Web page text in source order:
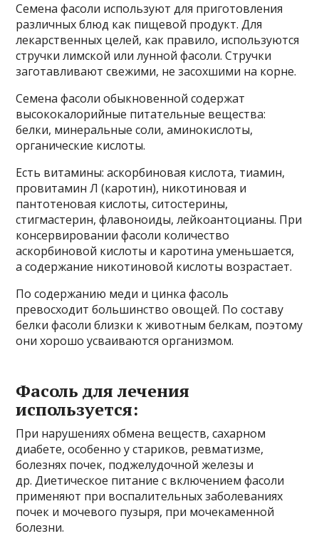
Семена фасоли используют для приготовления
различных блюд как пищевой продукт. Для
лекарственных целей, как правило, используются
стручки лимской или лунной фасоли. Стручки
заготавливают свежими, не засохшими на корне.
Семена фасоли обыкновенной содержат
высококалорийные питательные вещества:
белки, минеральные соли, аминокислоты,
органические кислоты.
Есть витамины: аскорбиновая кислота, тиамин,
провитамин Л (каротин), никотиновая и
пантотеновая кислоты, ситостерины,
стигмастерин, флавоноиды, лейкоантоцианы. При
консервировании фасоли количество
аскорбиновой кислоты и каротина уменьшается,
а содержание никотиновой кислоты возрастает.
По содержанию меди и цинка фасоль
превосходит большинство овощей. По составу
белки фасоли близки к животным белкам, поэтому
они хорошо усваиваются организмом.
Фасоль для лечения
используется:
При нарушениях обмена веществ, сахарном
диабете, особенно у стариков, ревматизме,
болезнях почек, поджелудочной железы и
др. Диетическое питание с включением фасоли
применяют при воспалительных заболеваниях
почек и мочевого пузыря, при мочекаменной
болезни.